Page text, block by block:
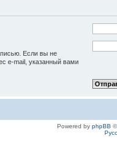
Если вы не
e-mail, указанный вами
Powered by phpBB